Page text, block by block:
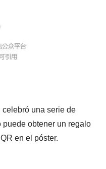
una serie de
obtener un regalo
en el póster.